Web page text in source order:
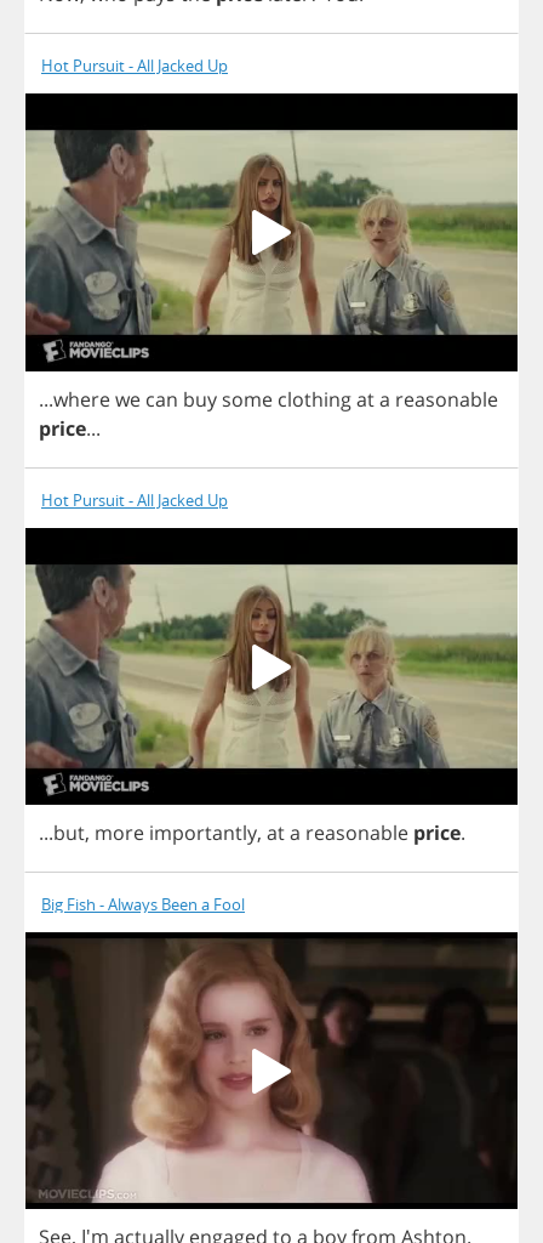
Hot Pursuit - All Jacked Up
...wherewe can buy some clothingata reasonable
price...
Hot Pursuit - All Jacked Up
...but, more importantly, ata reasonable price.
Big Fish - Always Been a Fool
See, I'm actually engaged to a boyfrom Ashton.